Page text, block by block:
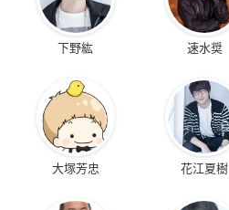
下野紘 速水奨
大塚芳忠 花江夏樹